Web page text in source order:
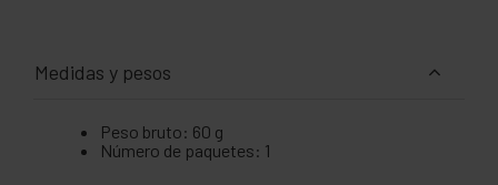
Medidas y pesos
Peso bruto: 60 g
Número de paquetes: 1